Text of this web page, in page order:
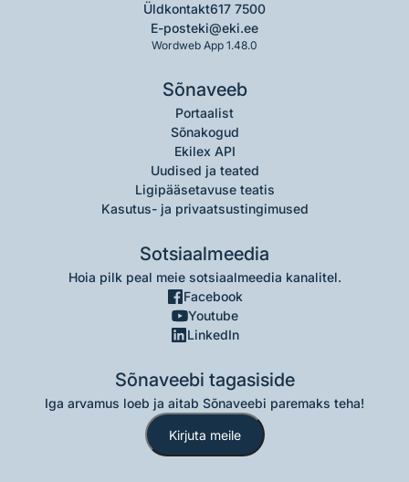
Üldkontakt617 7500
E-posteki@eki.ee
Wordweb App 1.48.0
Sõnaveeb
Portaalist
Sõnakogud
Ekilex API
Uudised ja teated
Ligipääsetavuse teatis
Kasutus- ja privaatsustingimused
Sotsiaalmeedia
Hoia pilk peal meie sotsiaalmeedia kanalitel.
Facebook
Youtube
LinkedIn
Sõnaveebi tagasiside
Iga arvamus loeb ja aitab Sõnaveebi paremaks teha!
Kirjuta meile